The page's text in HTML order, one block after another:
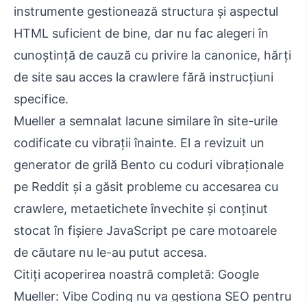
instrumente gestionează structura și aspectul
HTML suficient de bine, dar nu fac alegeri în
cunoștință de cauză cu privire la canonice, hărți
de site sau acces la crawlere fără instrucțiuni
specifice.
Mueller a semnalat lacune similare în site-urile
codificate cu vibrații înainte. El a revizuit un
generator de grilă Bento cu coduri vibraționale
pe Reddit și a găsit probleme cu accesarea cu
crawlere, metaetichete învechite și conținut
stocat în fișiere JavaScript pe care motoarele
de căutare nu le-au putut accesa.
Citiți acoperirea noastră completă: Google
Mueller: Vibe Coding nu va gestiona SEO pentru